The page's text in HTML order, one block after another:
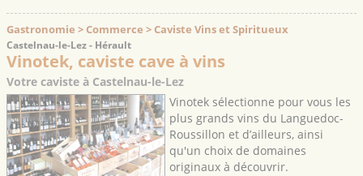
Gastronomie > Commerce > Caviste Vins et Spiritueux
Castelnau-le-Lez - Hérault
Vinotek, caviste cave à vins
Votre caviste à Castelnau-le-Lez
Vinotek sélectionne pour vous les
plus grands vins du Languedoc-
Roussillon et d’ailleurs, ainsi
qu'un choix de domaines
originaux à découvrir.